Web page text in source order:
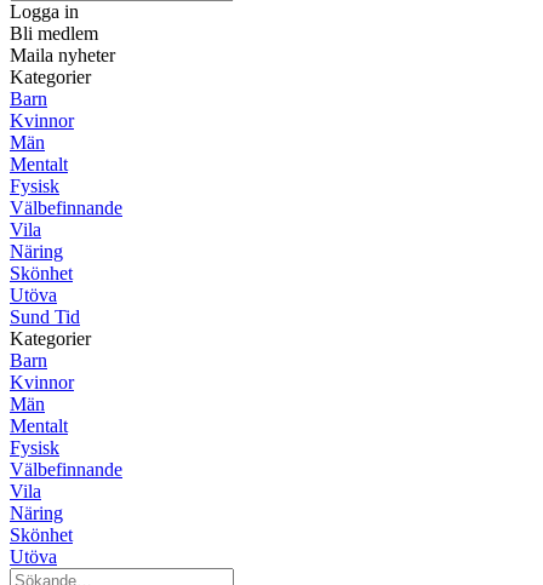
Logga in
Bli medlem
Maila nyheter
Kategorier
Barn
Kvinnor
Män
Mentalt
Fysisk
Välbefinnande
Vila
Näring
Skönhet
Utöva
Sund Tid
Kategorier
Barn
Kvinnor
Män
Mentalt
Fysisk
Välbefinnande
Vila
Näring
Skönhet
Utöva